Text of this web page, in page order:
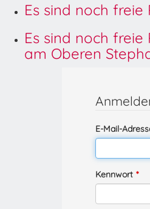
Es sind noch
Es sind noch
am Oberen
E-Mail-
Kennwort